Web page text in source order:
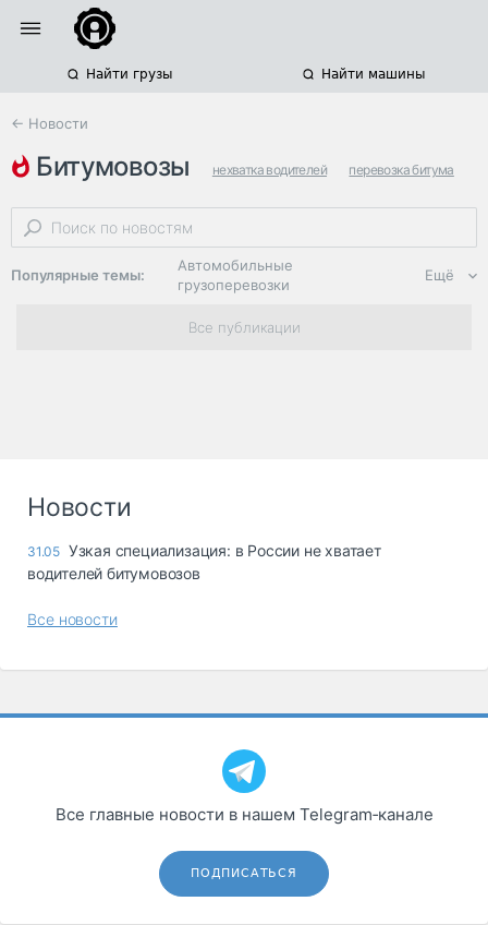
Найти грузы Найти машины
← Новости
битумовозы нехватка водителей перевозка битума
опасные грузы
Популярные темы:
Автомобильные
грузоперевозки
Региональная
логистика
опасные грузы
грузовые
Коммерческий
транспорт
Спецтехника
Автосервис,
запчасти, шины
Ещё
Все публикации
Новости
31.05 Узкая специализация: в России не хватает
водителей битумовозов
Все новости
Все главные новости в нашем Telegram‑канале
ПОДПИСАТЬСЯ